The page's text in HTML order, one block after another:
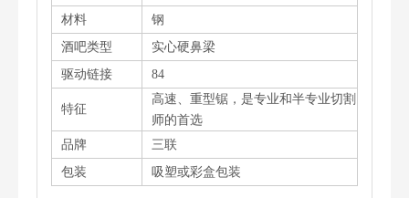
材料
钢
酒吧类型
实心硬鼻梁
驱动链接
84
特征
高速、重型锯，是专业和半专业切割
师的首选
品牌
三联
包装
吸塑或彩盒包装